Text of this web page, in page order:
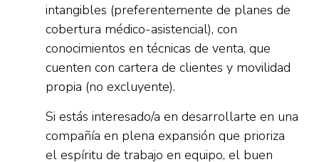
intangibles (preferentemente de planes de
cobertura médico-asistencial), con
conocimientos en técnicas de venta, que
cuenten con cartera de clientes y movilidad
propia (no excluyente).
Si estás interesado/a en desarrollarte en una
compañía en plena expansión que prioriza
el espíritu de trabajo en equipo, el buen